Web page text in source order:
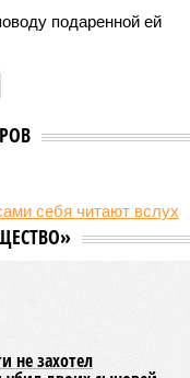
ИИ)
«Сказочного леса»
и
в эксплуатацию –
на Люблинской